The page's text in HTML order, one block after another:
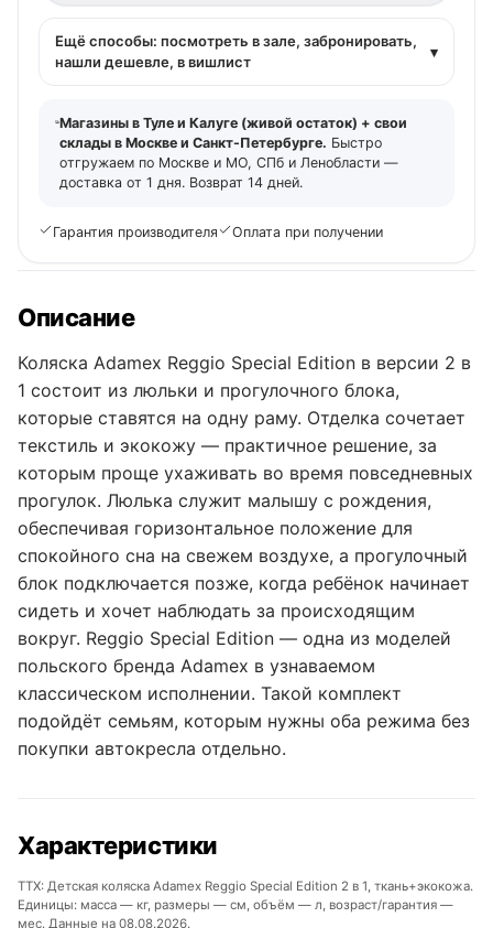
Ещё способы: посмотреть в зале, забронировать,
нашли дешевле, в вишлист
▾
Магазины в Туле и Калуге (живой остаток) + свои
склады в Москве и Санкт-Петербурге. Быстро
отгружаем по Москве и МО, СПб и Ленобласти —
доставка от 1 дня. Возврат 14 дней.
Гарантия производителя Оплата при получении
Описание
Коляска Adamex Reggio Special Edition в версии 2 в
1 состоит из люльки и прогулочного блока,
которые ставятся на одну раму. Отделка сочетает
текстиль и экокожу — практичное решение, за
которым проще ухаживать во время повседневных
прогулок. Люлька служит малышу с рождения,
обеспечивая горизонтальное положение для
спокойного сна на свежем воздухе, а прогулочный
блок подключается позже, когда ребёнок начинает
сидеть и хочет наблюдать за происходящим
вокруг. Reggio Special Edition — одна из моделей
польского бренда Adamex в узнаваемом
классическом исполнении. Такой комплект
подойдёт семьям, которым нужны оба режима без
покупки автокресла отдельно.
Характеристики
ТТХ: Детская коляска Adamex Reggio Special Edition 2 в 1, ткань+экокожа.
Единицы: масса — кг, размеры — см, объём — л, возраст/гарантия —
мес. Данные на 08.08.2026.